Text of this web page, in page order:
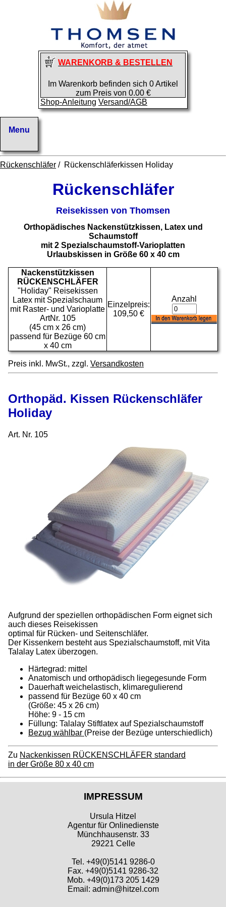
WARENKORB & BESTELLEN
Im Warenkorb befinden sich 0 Artikel
zum Preis von 0.00 €
Shop-Anleitung Versand/AGB
Rückenschläfer / Rückenschläferkissen Holiday
Rückenschläfer
Reisekissen von Thomsen
Orthopädisches Nackenstützkissen, Latex und
Schaumstoff
mit 2 Spezialschaumstoff-Varioplatten
Urlaubskissen in Größe 60 x 40 cm
Nackenstützkissen
RÜCKENSCHLÄFER
"Holiday" Reisekissen
Latex mit Spezialschaum
mit Raster- und Varioplatte
ArtNr. 105
(45 cm x 26 cm)
passend für Bezüge 60 cm
x 40 cm
Einzelpreis:
109,50 €
Anzahl
Preis inkl. MwSt., zzgl. Versandkosten
Orthopäd. Kissen Rückenschläfer
Holiday
Art. Nr. 105
Aufgrund der speziellen orthopädischen Form eignet sich
auch dieses Reisekissen
optimal für Rücken- und Seitenschläfer.
Der Kissenkern besteht aus Spezialschaumstoff, mit Vita
Talalay Latex überzogen.
Härtegrad: mittel
Anatomisch und orthopädisch liegegesunde Form
Dauerhaft weichelastisch, klimaregulierend
passend für Bezüge 60 x 40 cm
(Größe: 45 x 26 cm)
Höhe: 9 - 15 cm
Füllung: Talalay Stiftlatex auf Spezialschaumstoff
Bezug wählbar (Preise der Bezüge unterschiedlich)
Zu Nackenkissen RÜCKENSCHLÄFER standard
in der Größe 80 x 40 cm
IMPRESSUM
Ursula Hitzel
Agentur für Onlinedienste
Münchhausenstr. 33
29221 Celle
Tel. +49(0)5141 9286-0
Fax. +49(0)5141 9286-32
Mob. +49(0)173 205 1429
Email: admin@hitzel.com